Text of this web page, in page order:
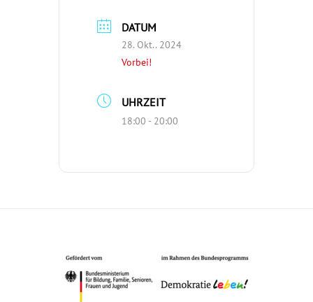
DATUM
28. Okt.. 2024
Vorbei!
UHRZEIT
18:00 - 20:00